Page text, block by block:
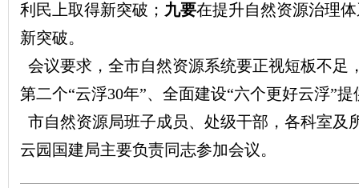
利民上取得新突破； 九要在提升自然资源治理
新突破。
会议要求，全市自然资源系统要正视短板不
第二个“云浮30年”、全面建设“六个更好云浮”
市自然资源局班子成员、处级干部，各科室
云园国建局主要负责同志参加会议。